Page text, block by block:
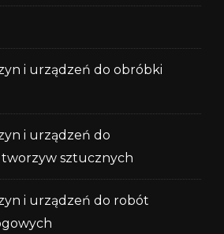
i urządzeń do obróbki
i urządzeń do
sztucznych
i urządzeń do robót